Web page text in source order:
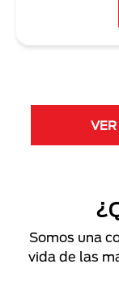
Somos una
vida de las